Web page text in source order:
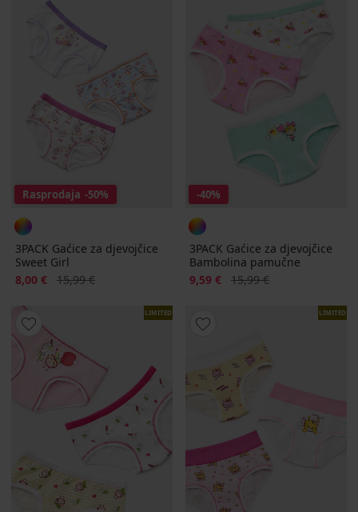
Rasprodaja -50%
3PACK Gaćice za djevojčice
Sweet Girl
Popust
8,00 € Prvobitna cijena
15,99 €
-40%
3PACK Gaćice za djevojčice
Bambolina pamučne
Popust
9,59 € Prvobitna cijena
15,99 €
LIMITED LIMITED